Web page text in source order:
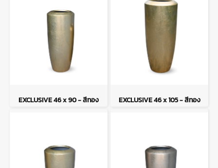
EXCLUSIVE 46 x 90 - สีทอง EXCLUSIVE 46 x 105 - สีทอง